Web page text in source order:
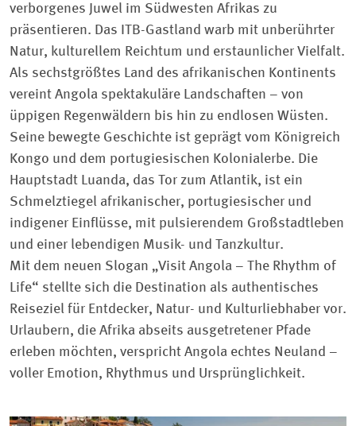
verborgenes Juwel im Südwesten Afrikas zu
präsentieren. Das ITB-Gastland warb mit unberührter
Natur, kulturellem Reichtum und erstaunlicher Vielfalt.
Als sechstgrößtes Land des afrikanischen Kontinents
vereint Angola spektakuläre Landschaften – von
üppigen Regenwäldern bis hin zu endlosen Wüsten.
Seine bewegte Geschichte ist geprägt vom Königreich
Kongo und dem portugiesischen Kolonialerbe. Die
Hauptstadt Luanda, das Tor zum Atlantik, ist ein
Schmelztiegel afrikanischer, portugiesischer und
indigener Einflüsse, mit pulsierendem Großstadtleben
und einer lebendigen Musik- und Tanzkultur.
Mit dem neuen Slogan „Visit Angola – The Rhythm of
Life“ stellte sich die Destination als authentisches
Reiseziel für Entdecker, Natur- und Kulturliebhaber vor.
Urlaubern, die Afrika abseits ausgetretener Pfade
erleben möchten, verspricht Angola echtes Neuland –
voller Emotion, Rhythmus und Ursprünglichkeit.